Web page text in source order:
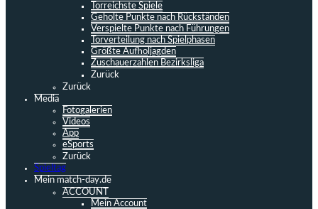
Torreichste Spiele
Geholte Punkte nach Rückständen
Verspielte Punkte nach Führungen
Torverteilung nach Spielphasen
Größte Aufholjagden
Zuschauerzahlen Bezirksliga
Zurück
Zurück
Media
Fotogalerien
Videos
App
eSports
Zurück
Spieltag
Mein match-day.de
ACCOUNT
Mein Account